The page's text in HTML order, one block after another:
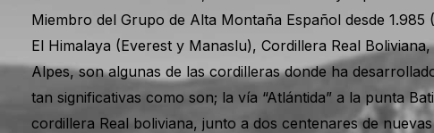
Miembro del Grupo de Alta Montaña Español desde 1.985
El Himalaya (Everest y Manaslu), Cordillera Real
Alpes, son algunas de las cordilleras donde ha
tan significativas como son; la vía “Atlántida” a la punta
cordillera Real boliviana, junto a dos centenares de